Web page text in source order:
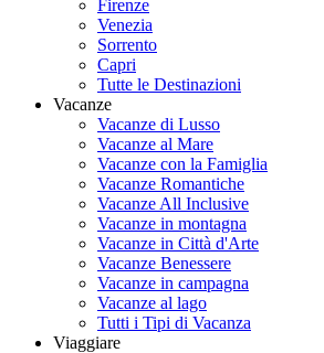
Firenze
Venezia
Sorrento
Capri
Tutte le Destinazioni
Vacanze
Vacanze di Lusso
Vacanze al Mare
Vacanze con la Famiglia
Vacanze Romantiche
Vacanze All Inclusive
Vacanze in montagna
Vacanze in Città d'Arte
Vacanze Benessere
Vacanze in campagna
Vacanze al lago
Tutti i Tipi di Vacanza
Viaggiare